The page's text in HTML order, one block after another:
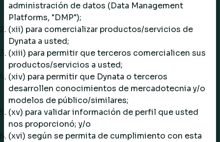
administración de datos (Data Management
Platforms, "DMP");
(xii) para comercializar productos/servicios de
Dynata a usted;
(xiii) para permitir que terceros comercialicen sus
productos/servicios a usted;
(xiv) para permitir que Dynata o terceros
desarrollen conocimientos de mercadotecnia y/o
modelos de público/similares;
(xv) para validar información de perfil que usted
nos proporcionó; y/o
(xvi) según se permita de cumplimiento con esta